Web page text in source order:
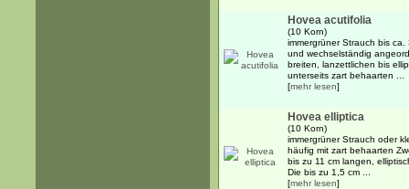
Hovea acutifolia
(10 Korn)
immergrüner Strauch bis
und wechselständig
breiten, lanzettlichen bis
unterseits zart behaarten ...
[mehr lesen]
Hovea elliptica
(10 Korn)
immergrüner Strauch oder
häufig mit zart behaarten
bis zu 11 cm langen,
Die bis zu 1,5 cm ...
[mehr lesen]